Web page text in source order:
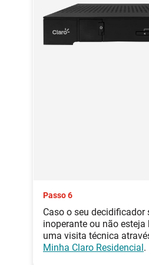
Passo 6
Caso o seu decidificador
inoperante ou não
uma visita técnica
Minha Claro Residencial.